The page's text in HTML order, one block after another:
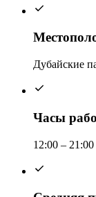
Дубайские
Часы
12:00 – 21:00